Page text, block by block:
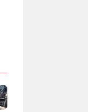
elektromobilu iX3 na